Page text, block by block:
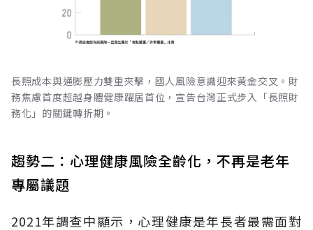
長照成本與通膨壓力雙重夾擊，國人風險意識迎來黃金交叉。財
務焦慮首度超越身體健康躍居首位，宣告台灣正式步入「長照財
務化」的關鍵轉折期。
趨勢二：心理健康風險全齡化，不再是老年
專屬議題
2021年調查中顯示，心理健康是年長者最需面對